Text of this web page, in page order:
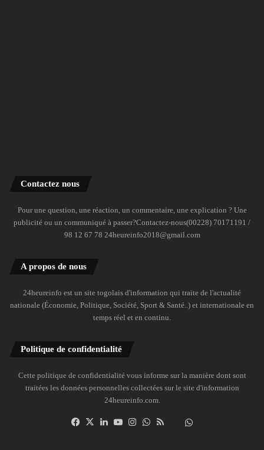
Contactez nous
Pour une question, une réaction, un commentaire, une explication ? Une
publicité ou un communiqué à passer?Contactez-nous(00228) 70171191 /
98 12 67 78 24heureinfo2018@gmail.com
A propos de nous
24heureinfo est un site togolais d'information qui traite de l'actualité
nationale (Économie, Politique, Société, Sport & Santé..) et internationale en
temps réel et en continu.
Politique de confidentialité
Cette politique de confidentialité vous informe sur la manière dont sont
traitées les données personnelles collectées sur le site d'information
24heureinfo.com.
Facebook
X LinkedinYouTubeInstagramWhatsAppDailymotion